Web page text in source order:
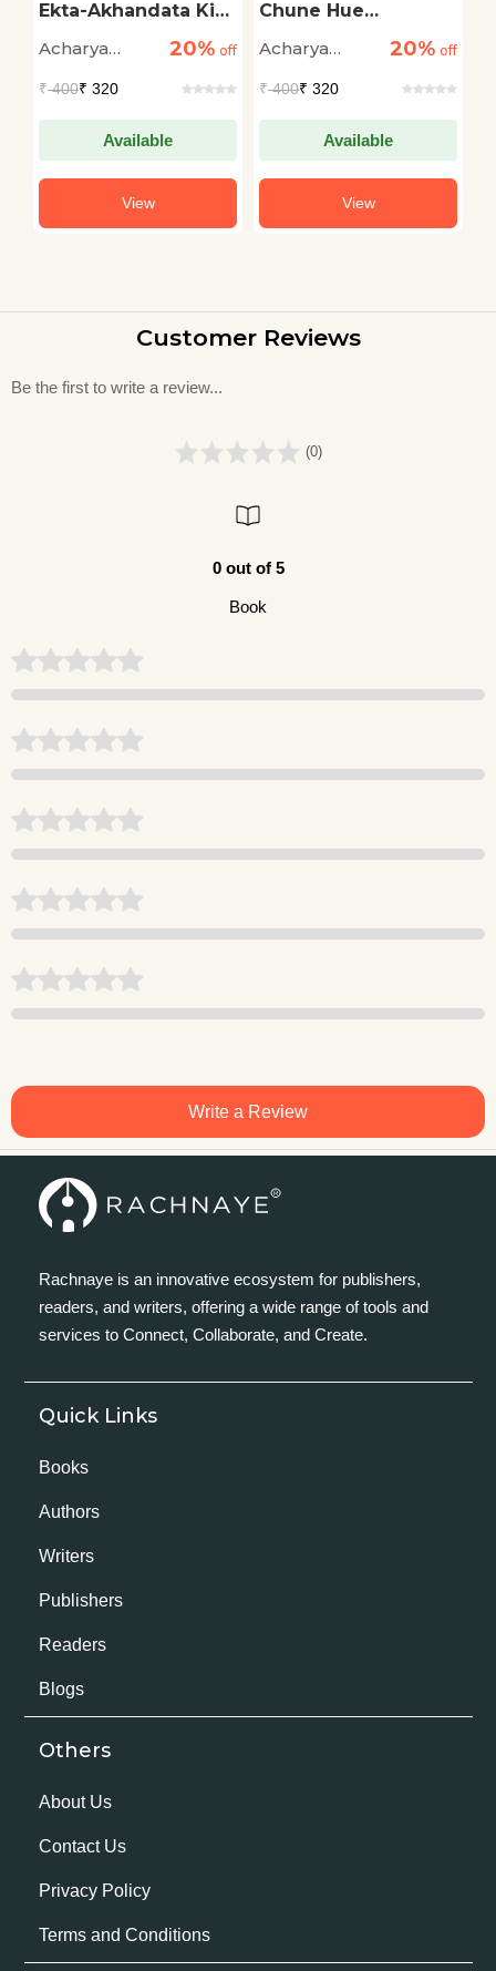
Ekta-Akhandata Ki
Acharya
20% off
₹400₹ 320
Available
View
Chune Hue
Acharya
20% off
₹400₹ 320
Available
View
Customer Reviews
Be the first to write a review...
(0)
0 out of 5
Book
Write a Review
Rachnaye is an innovative ecosystem for publishers,
readers, and writers, offering a wide range of tools and
services to Connect, Collaborate, and Create.
Quick Links
Books
Authors
Writers
Publishers
Readers
Blogs
Others
About Us
Contact Us
Privacy Policy
Terms and Conditions